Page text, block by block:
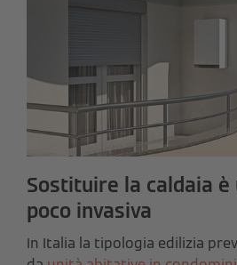
Sostituire la caldaia è
poco invasiva
In Italia la tipologia edilizia